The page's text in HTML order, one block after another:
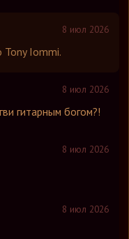
8 июл 2026
Tony Iommi.
8 июл 2026
гитарным богом?!
8 июл 2026
8 июл 2026